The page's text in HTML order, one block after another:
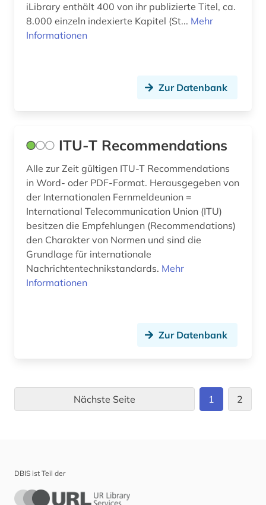
iLibrary enthält 400 von ihr publizierte Titel, ca.
8.000 einzeln indexierte Kapitel (St... Mehr
Informationen
Zur Datenbank
ITU-T Recommendations
Alle zur Zeit gültigen ITU-T Recommendations
in Word- oder PDF-Format. Herausgegeben von
der Internationalen Fernmeldeunion =
International Telecommunication Union (ITU)
besitzen die Empfehlungen (Recommendations)
den Charakter von Normen und sind die
Grundlage für internationale
Nachrichtentechnikstandards. Mehr
Informationen
Zur Datenbank
Nächste Seite 1 2
DBIS ist Teil der